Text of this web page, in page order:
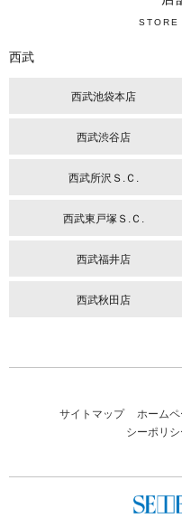
STORE
西武
西武池袋本店
西武渋谷店
西武所沢Ｓ.Ｃ.
西武東戸塚Ｓ.Ｃ.
西武福井店
西武秋田店
サイトマップ ホーム
シーポリシ